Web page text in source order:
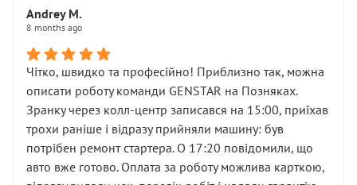
Для людини, яка хоча б трохи розуміється на техніці,
це звучить як мінімум непрофесійно, а як максимум —
спроба продати дорогий вузол замість елементарних
ущільнювачів.
Що прикро — це не перший мій візит. Раніше міняв у
вас стартер, і тоді сервіс наче справив хороше
враження. Але згодом знайшов декілька гайок під
лобовим склом. Мені пояснили, що це “старі гайки, які
відкручували”, і попросили не хвилюватися. ( надіюсь
новий власник, не застяг в полі))
Andrey M.
8 months ago
Чітко, швидко та професійно! Приблизно так, можна
описати роботу команди GENSTAR на Позняках.
Зранку через колл-центр записався на 15:00, приїхав
трохи раніше і відразу прийняли машину: був
потрібен ремонт стартера. О 17:20 повідомили, що
авто вже готово. Оплата за роботу можлива карткою,